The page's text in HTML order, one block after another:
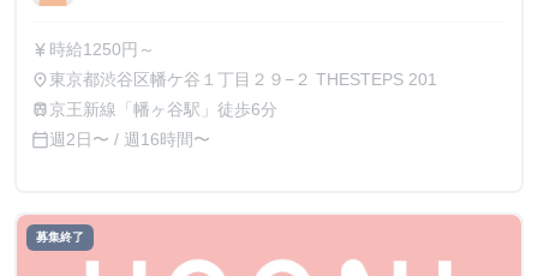
currency_yen 時給1250円～
place東京都渋谷区幡ケ谷１丁目２９−２ THESTEPS 201
train 京王新線「幡ヶ谷駅」徒歩6分
calendar_today週2日〜 / 週16時間〜
募集終了